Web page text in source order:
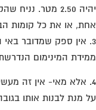
יהיה 2.50 מטר.
או את כל קומות הבנין בגובה
אין ספק שמדובר באי
המינימום הנדרשת
אלא מאי- אין זה מעשי
מנת לבנות אותו בגובה